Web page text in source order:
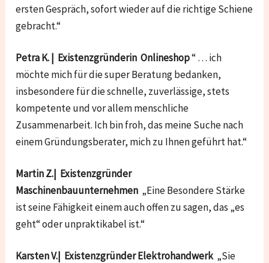
ersten Gespräch, sofort wieder auf die richtige Schiene
gebracht.“
Petra K. | Existenzgründerin Onlineshop“ … ich
möchte mich für die super Beratung bedanken,
insbesondere für die schnelle, zuverlässige, stets
kompetente und vor allem menschliche
Zusammenarbeit. Ich bin froh, das meine Suche nach
einem Gründungsberater, mich zu Ihnen geführt hat.“
Martin Z.| Existenzgründer
Maschinenbauunternehmen „Eine Besondere Stärke
ist seine Fähigkeit einem auch offen zu sagen, das „es
geht“ oder unpraktikabel ist.“
Karsten V.| Existenzgründer Elektrohandwerk „Sie